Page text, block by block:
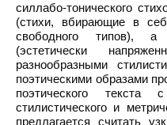
силлабо-тонического
(стихи, вбирающие в
свободного типов), а
(эстетически
разнообразными
поэтическими образами
поэтического текста
стилистического и
предлагается считать